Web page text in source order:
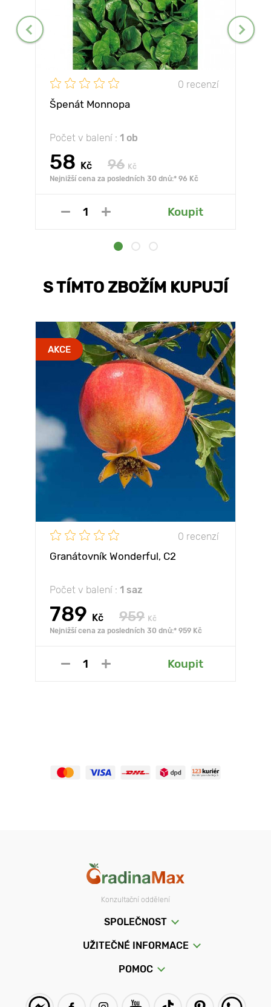
0 recenzí
Špenát Monnopa
Počet v balení : 1 ob
58 Kč 96 Kč
Nejnižší cena za posledních 30 dnů:* 96 Kč
Koupit
S TÍMTO ZBOŽÍM KUPUJÍ
AKCE
0 recenzí
Granátovník Wonderful, С2
Počet v balení : 1 saz
789 Kč 959 Kč
Nejnižší cena za posledních 30 dnů:* 959 Kč
Koupit
Konzultační oddělení
SPOLEČNOST
UŽITEČNÉ INFORMACE
POMOC